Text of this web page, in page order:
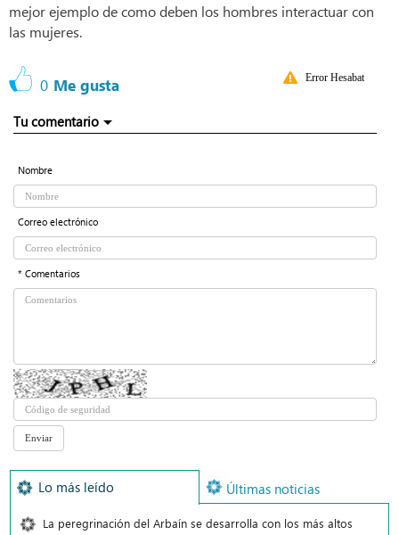
mejor ejemplo de como deben los hombres interactuar con
las mujeres.
0 Me gusta Error Hesabat
Tu comentario
Nombre
Correo electrónico
* Comentarios
Lo más leído Últimas noticias
La peregrinación del Arbaín se desarrolla con los más altos